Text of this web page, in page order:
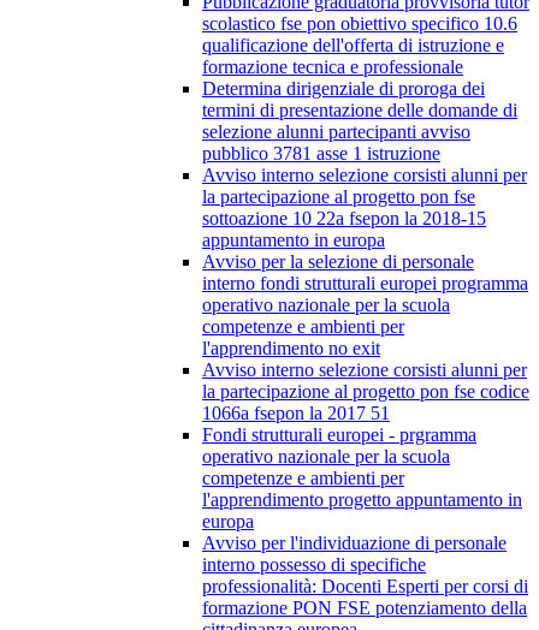
scolastico fse pon obiettivo specifico 10.6
qualificazione dell'offerta di istruzione e
formazione tecnica e professionale
Determina dirigenziale di proroga dei
termini di presentazione delle domande di
selezione alunni partecipanti avviso
pubblico 3781 asse 1 istruzione
Avviso interno selezione corsisti alunni per
la partecipazione al progetto pon fse
sottoazione 10 22a fsepon la 2018-15
appuntamento in europa
Avviso per la selezione di personale
interno fondi strutturali europei programma
operativo nazionale per la scuola
competenze e ambienti per
l'apprendimento no exit
Avviso interno selezione corsisti alunni per
la partecipazione al progetto pon fse codice
1066a fsepon la 2017 51
Fondi strutturali europei - prgramma
operativo nazionale per la scuola
competenze e ambienti per
l'apprendimento progetto appuntamento in
europa
Avviso per l'individuazione di personale
interno possesso di specifiche
professionalità: Docenti Esperti per corsi di
formazione PON FSE potenziamento della